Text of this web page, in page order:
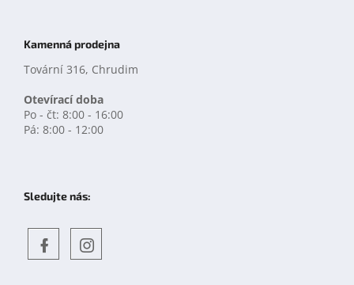
Kamenná prodejna
Tovární 316, Chrudim
Otevírací doba
Po - čt: 8:00 - 16:00
Pá: 8:00 - 12:00
Sledujte nás: